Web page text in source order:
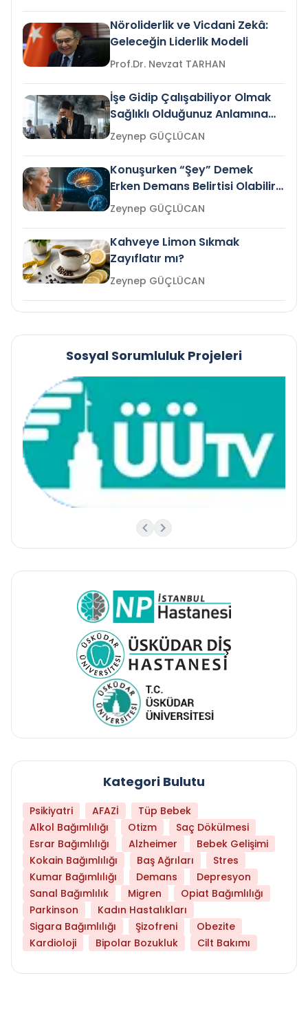
Nöroliderlik ve Vicdani Zekâ:
Geleceğin Liderlik Modeli
Prof.Dr. Nevzat TARHAN
İşe Gidip Çalışabiliyor Olmak
Sağlıklı Olduğunuz Anlamına
Gelir mi?Zeynep GÜÇLÜCAN
Konuşurken “Şey” Demek
Erken Demans Belirtisi Olabilir
mi?
Zeynep GÜÇLÜCAN
Kahveye Limon Sıkmak
Zayıflatır mı?
Zeynep GÜÇLÜCAN
Sosyal Sorumluluk Projeleri
Kategori Bulutu
Psikiyatri AFAZİ
Tüp Bebek
Alkol Bağımlılığı
Otizm
Saç Dökülmesi
Esrar Bağımlılığı
Alzheimer
Bebek Gelişimi
Kokain Bağımlılığı
Baş Ağrıları
Stres
Kumar Bağımlılığı
Demans
Depresyon
Sanal Bağımlılık
Migren
Opiat Bağımlılığı
Parkinson
Kadın Hastalıkları
Sigara Bağımlılığı
Şizofreni
Obezite
Kardioloji
Bipolar Bozukluk Cilt Bakımı